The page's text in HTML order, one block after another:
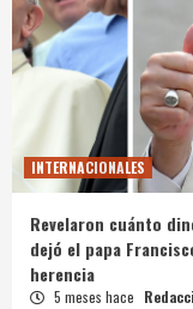
INTERNACIONALES
Revelaron cuánto
dejó el papa
herencia
5 meses hace